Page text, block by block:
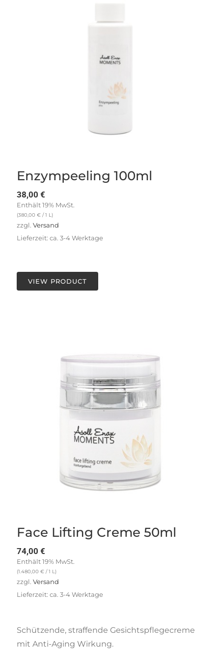
Enzympeeling 100ml
38,00€
Enthält 19% MwSt.
(380,00€ / 1 L)
zzgl.Versand
Lieferzeit: ca. 3-4 Werktage
VIEW PRODUCT
Face Lifting Creme 50ml
74,00€
Enthält 19% MwSt.
(1.480,00€ / 1 L)
zzgl.Versand
Lieferzeit: ca. 3-4 Werktage
Schützende, straffende Gesichtspflegecreme
mit Anti-Aging Wirkung.